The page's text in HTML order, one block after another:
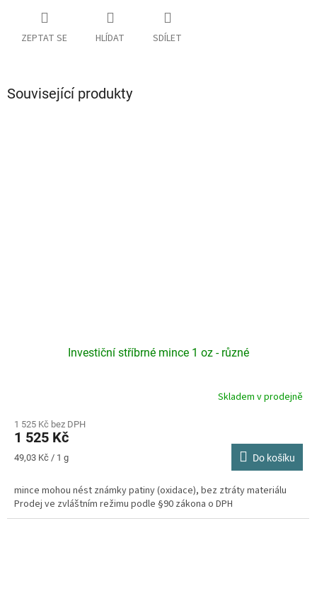
ZEPTAT SE HLÍDAT SDÍLET
Související produkty
Investiční stříbrné mince 1 oz - různé
produktu
je
3,6
hvězdiček.
Skladem v prodejně
1 525 Kč bez DPH
1 525 Kč
Měrná
49,03 Kč / 1 g Do košíku
mince mohou nést známky patiny (oxidace), bez ztráty materiálu
Prodej ve zvláštním režimu podle §90 zákona o DPH